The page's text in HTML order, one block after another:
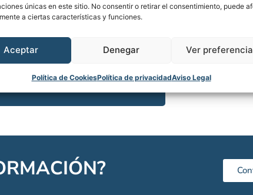
únicas en este sitio. No consentir o retirar el consentimiento, puede
a ciertas características y funciones.
Aceptar Denegar Ver
Política de CookiesPolítica de privacidadAviso Legal
Barandillas